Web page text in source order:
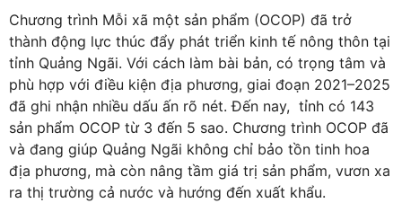
Chương trình Mỗi xã một sản phẩm (OCOP) đã trở
thành động lực thúc đẩy phát triển kinh tế nông thôn tại
tỉnh Quảng Ngãi. Với cách làm bài bản, có trọng tâm và
phù hợp với điều kiện địa phương, giai đoạn 2021–2025
đã ghi nhận nhiều dấu ấn rõ nét. Đến nay, tỉnh có 143
sản phẩm OCOP từ 3 đến 5 sao. Chương trình OCOP đã
và đang giúp Quảng Ngãi không chỉ bảo tồn tinh hoa
địa phương, mà còn nâng tầm giá trị sản phẩm, vươn xa
ra thị trường cả nước và hướng đến xuất khẩu.